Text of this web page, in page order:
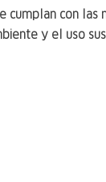
cumplan con
y el uso